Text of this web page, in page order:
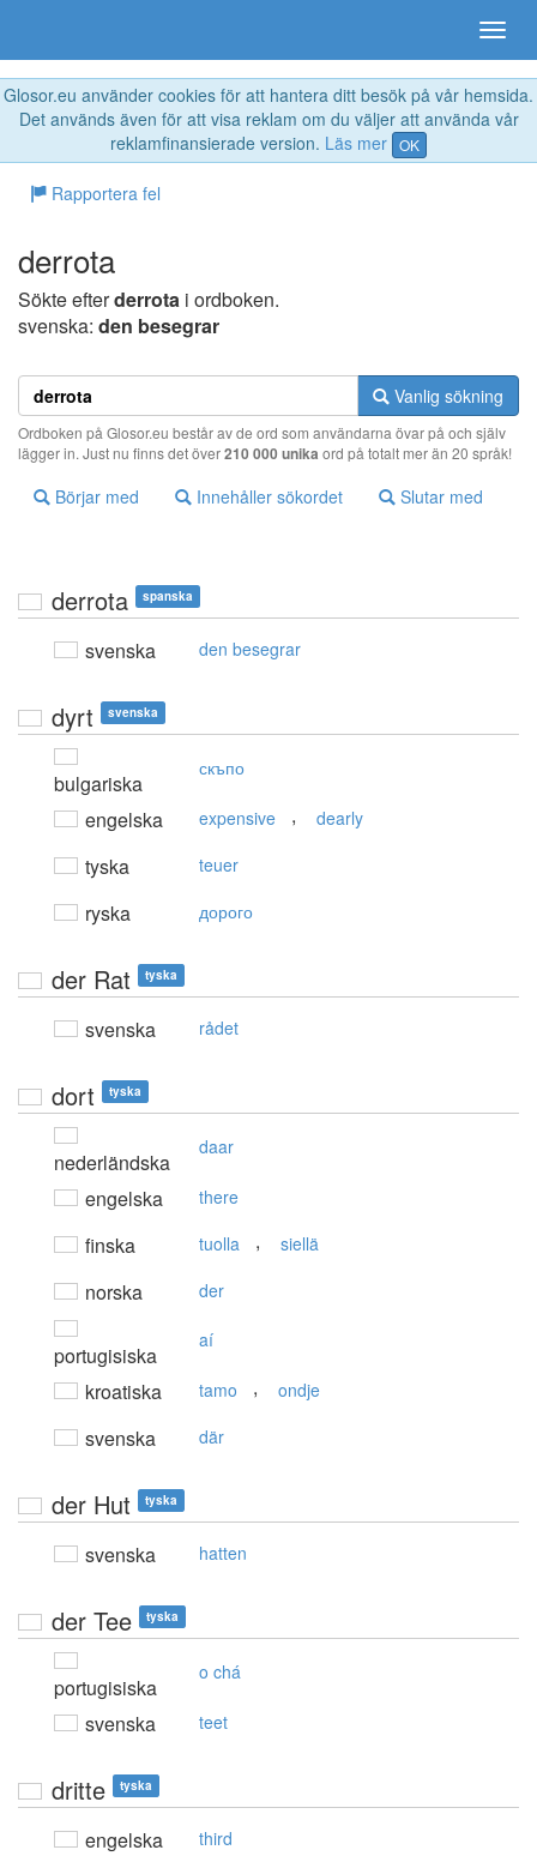
Glosor.eu använder cookies för att hantera ditt besök på vår hemsida.
Det används även för att visa reklam om du väljer att använda vår
reklamfinansierade version. Läs mer OK
Rapportera fel
derrota
Sökte efterderrota i ordboken.
svenska: den besegrar
Vanlig sökning
Ordboken på Glosor.eu består av de ord som användarna övar på och själv
lägger in. Just nu finns det över210 000 unika ord på totalt mer än 20 språk!
Börjar med Innehåller sökordet Slutar med
derrota spanska
svenska den besegrar
dyrt svenska
bulgariska
скъпо
engelska expensive , dearly
tyska teuer
ryska дорого
der Rat tyska
svenska rådet
dort tyska
nederländska
daar
engelska there
finska tuolla , siellä
norska der
portugisiska
aí
kroatiska tamo , ondje
svenska där
der Hut tyska
svenska hatten
der Tee tyska
portugisiska
o chá
svenska teet
dritte tyska
engelska third